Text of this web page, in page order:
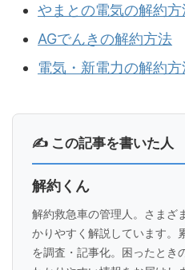
やまとの電気の解約方
AGでんきの解約方法
電気・新電力の解約
✍ この記事を書いた人
解約くん
解約救急車の管理人。さまざ
かりやすく解説しています。
を調査・記事化。困ったとき